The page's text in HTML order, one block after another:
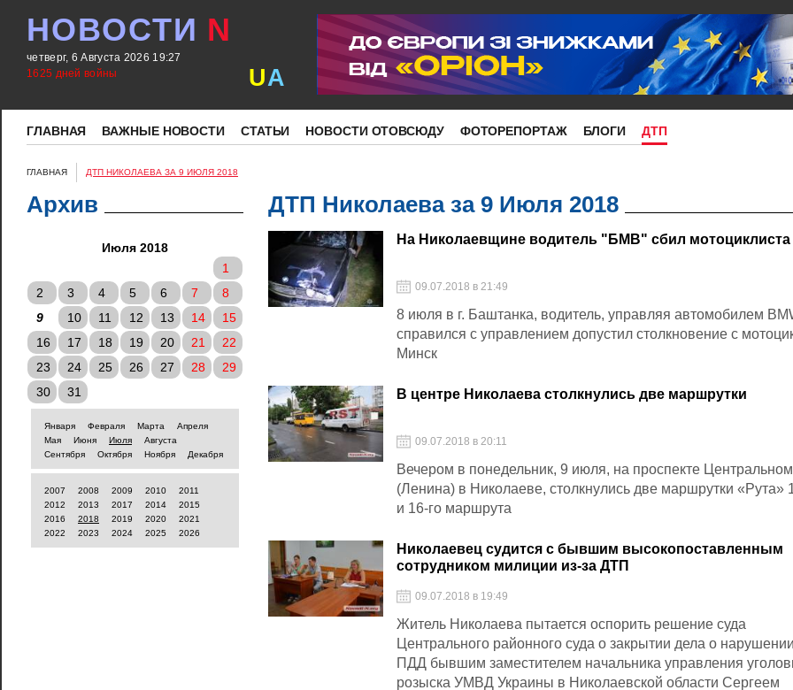
НОВОСТИ N
четверг, 6 Августа 2026 19:27
1625 дней войны
UA
ГЛАВНАЯ ВАЖНЫЕ НОВОСТИ СТАТЬИ НОВОСТИ ОТОВСЮДУ ФОТОРЕПОРТАЖ БЛОГИ ДТП
ГЛАВНАЯ ДТП НИКОЛАЕВА ЗА 9 ИЮЛЯ 2018
Архив
Июля 2018
1
2
3 4 5 6 7
8
9
10 11 12 13 14
15
16
17 18 19 20 21
22
23
24 25 26 27 28
29
30
31
Января Февраля Марта
Апреля
Мая
Июня Июля
Августа
Сентября
Октября Ноября Декабря
2007 2008 2009 2010
2011
2012
2013 2017 2014
2015
2016
2018 2019 2020
2021
2022
2023 2024 2025 2026
ДТП Николаева за 9 Июля 2018
На Николаевщине водитель "БМВ" сбил мотоциклиста
09.07.2018 в 21:49
8 июля в г. Баштанка, водитель, управляя автомобилем
справился с управлением допустил столкновение с
Минск
В центре Николаева столкнулись две маршрутки
09.07.2018 в 20:11
Вечером в понедельник, 9 июля, на проспекте Центральном
(Ленина) в Николаеве, столкнулись две маршрутки «Рута»
и 16-го маршрута
Николаевец судится с бывшим высокопоставленным
сотрудником милиции из-за ДТП
09.07.2018 в 19:49
Житель Николаева пытается оспорить решение суда
Центрального районного суда о закрытии дела о нарушении
ПДД бывшим заместителем начальника управления
розыска УМВД Украины в Николаевской области Сергеем